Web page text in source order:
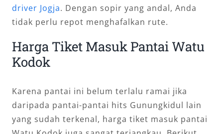
driver Jogja. Dengan sopir yang andal, Anda
tidak perlu repot menghafalkan rute.
Harga Tiket Masuk Pantai Watu
Kodok
Karena pantai ini belum terlalu ramai jika
daripada pantai-pantai hits Gunungkidul lain
yang sudah terkenal, harga tiket masuk pantai